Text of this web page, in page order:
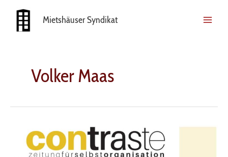
springen
Mietshäuser Syndikat
Volker Maas
Contraste